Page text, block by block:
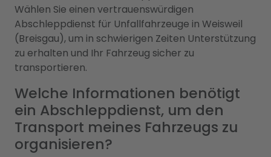
Wählen Sie einen vertrauenswürdigen
Abschleppdienst für Unfallfahrzeuge in Weisweil
(Breisgau), um in schwierigen Zeiten Unterstützung
zu erhalten und Ihr Fahrzeug sicher zu
transportieren.
Welche Informationen benötigt
ein Abschleppdienst, um den
Transport meines Fahrzeugs zu
organisieren?